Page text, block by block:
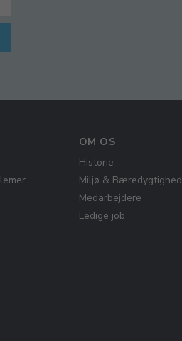
OM OS
Historie
Miljø & Bæredygtighed
Medarbejdere
Ledige job